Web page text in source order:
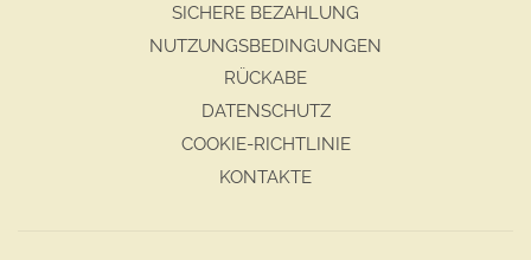
SICHERE BEZAHLUNG
NUTZUNGSBEDINGUNGEN
RÜCKABE
DATENSCHUTZ
COOKIE-RICHTLINIE
KONTAKTE